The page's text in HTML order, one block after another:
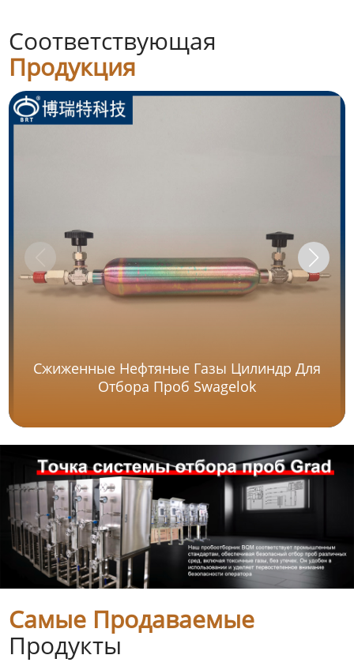
Соответствующая
Продукция
Сжиженные Нефтяные Газы Цилиндр Для
Отбора Проб Swagelok
Самые Продаваемые
Продукты